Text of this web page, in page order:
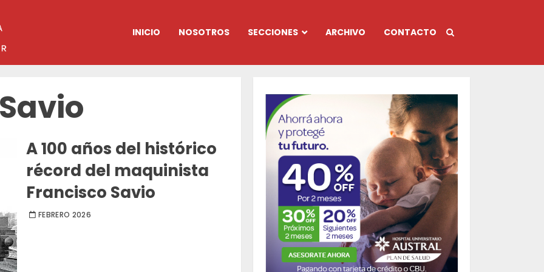
INICIO NOSOTROS SECCIONES ARCHIVO CONTACTO
A 100 años del histórico
récord del maquinista
Francisco Savio
FEBRERO 2026